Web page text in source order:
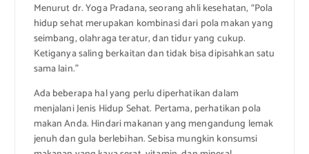
Menurut dr. Yoga Pradana, seorang ahli kesehatan, “Pola
hidup sehat merupakan kombinasi dari pola makan yang
seimbang, olahraga teratur, dan tidur yang cukup.
Ketiganya saling berkaitan dan tidak bisa dipisahkan satu
sama lain.”
Ada beberapa hal yang perlu diperhatikan dalam
menjalani Jenis Hidup Sehat. Pertama, perhatikan pola
makan Anda. Hindari makanan yang mengandung lemak
jenuh dan gula berlebihan. Sebisa mungkin konsumsi